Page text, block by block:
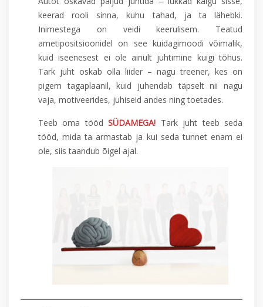
keerad rooli sinna, kuhu tahad, ja ta lähebki.
Inimestega on veidi keerulisem. Teatud
ametipositsioonidel on see kuidagimoodi võimalik,
kuid iseenesest ei ole ainult juhtimine kuigi tõhus.
Tark juht oskab olla liider – nagu treener, kes on
pigem tagaplaanil, kuid juhendab täpselt nii nagu
vaja, motiveerides, juhiseid andes ning toetades.
Teeb oma töödSÜDAMEGA! Tark juht teeb seda
tööd, mida ta armastab ja kui seda tunnet enam ei
ole, siis taandub õigel ajal.